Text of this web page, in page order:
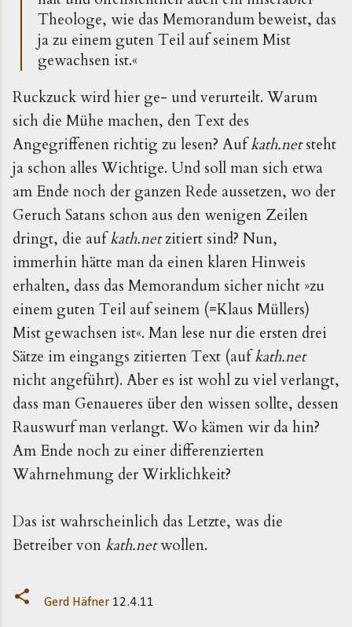
Theologe, wie das Memorandum beweist, das
ja zu einem guten Teil auf seinem Mist
gewachsen ist.«
Ruckzuck wird hier ge- und verurteilt. Warum
sich die Mühe machen, den Text des
Angegriffenen richtig zu lesen? Aufkath.netsteht
ja schon alles Wichtige. Und soll man sich etwa
am Ende noch der ganzen Rede aussetzen, wo der
Geruch Satans schon aus den wenigen Zeilen
dringt, die aufkath.netzitiert sind? Nun,
immerhin hätte man da einen klaren Hinweis
erhalten, dass das Memorandum sicher nicht »zu
einem guten Teil auf seinem (=Klaus Müllers)
Mist gewachsen ist«. Man lese nur die ersten drei
Sätze im eingangs zitierten Text (aufkath.net
nicht angeführt). Aber es ist wohl zu viel verlangt,
dass man Genaueres über den wissen sollte, dessen
Rauswurf man verlangt. Wo kämen wir da hin?
Am Ende noch zu einer differenzierten
Wahrnehmung der Wirklichkeit?
Das ist wahrscheinlich das Letzte, was die
Betreiber vonkath.netwollen.
Gerd Häfner 12.4.11